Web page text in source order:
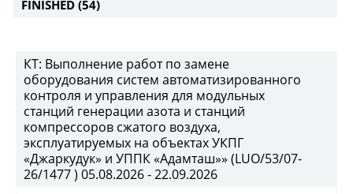
FINISHED (54)
КТ: Выполнение работ по замене
оборудования систем автоматизированного
контроля и управления для модульных
станций генерации азота и станций
компрессоров сжатого воздуха,
эксплуатируемых на объектах УКПГ
«Джаркудук» и УППК «Адамташ»» (LUO/53/07-
26/1477 ) 05.08.2026 - 22.09.2026